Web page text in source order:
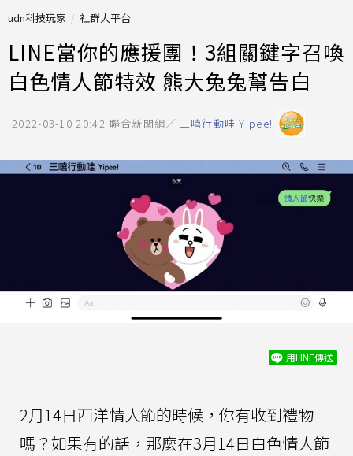
udn科技玩家 社群大平台
LINE當你的應援團！3組關鍵字召喚
白色情人節特效 熊大兔兔幫告白
2022-03-10 20:42 聯合新聞網／ 三嘻行動哇 Yipee!
用LINE傳送
2月14日西洋情人節的時候，你有收到禮物
嗎？如果有的話，那麼在3月14日白色情人節